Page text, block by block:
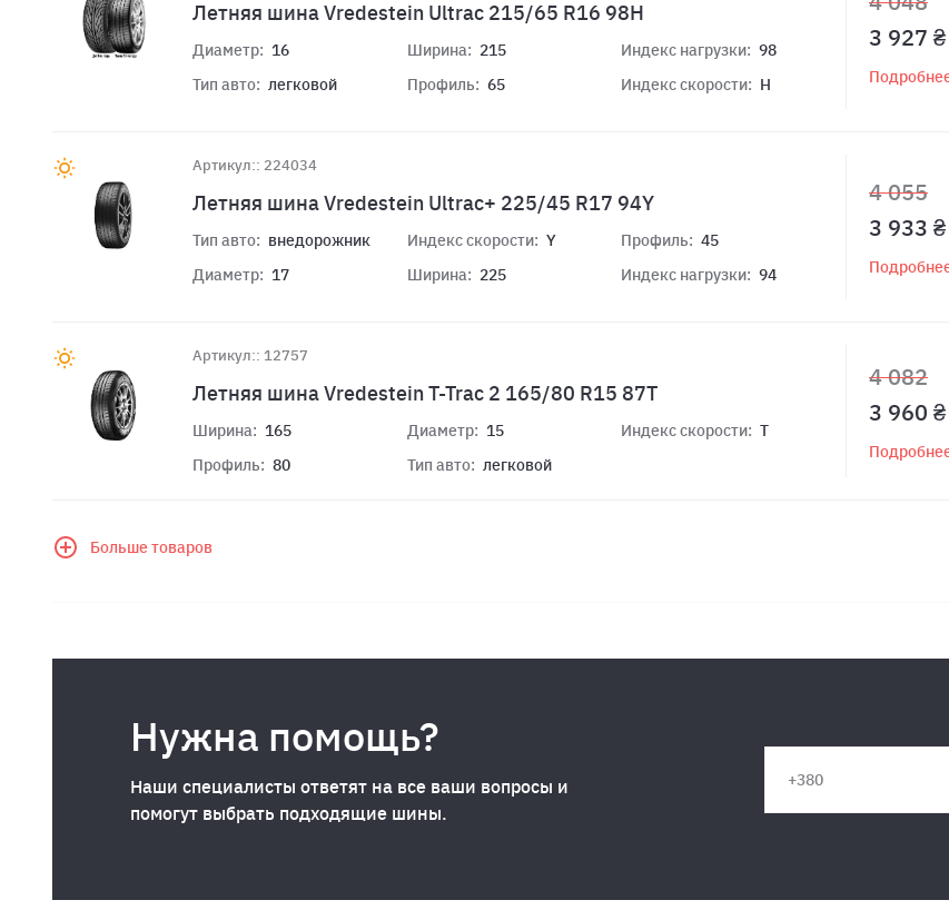
Летняя шина Vredestein Ultrac 215/65 R16 98H
Диаметр: 16
Тип авто: легковой
Ширина: 215
Профиль: 65
Индекс нагрузки: 98
Индекс скорости: H
3 927 ₴
Артикул:: 224034
Летняя шина Vredestein Ultrac+ 225/45 R17 94Y
Тип авто: внедорожник
Диаметр: 17
Индекс скорости: Y
Ширина: 225
Профиль: 45
Индекс нагрузки: 94
4 055
3 933 ₴
Артикул:: 12757
Летняя шина Vredestein T-Trac 2 165/80 R15 87T
Ширина: 165
Профиль: 80
Диаметр: 15
Тип авто: легковой
Индекс скорости: T
4 082
3 960 ₴
Больше товаров
Нужна помощь?
Наши специалисты ответят на все ваши вопросы и
помогут выбрать подходящие шины.